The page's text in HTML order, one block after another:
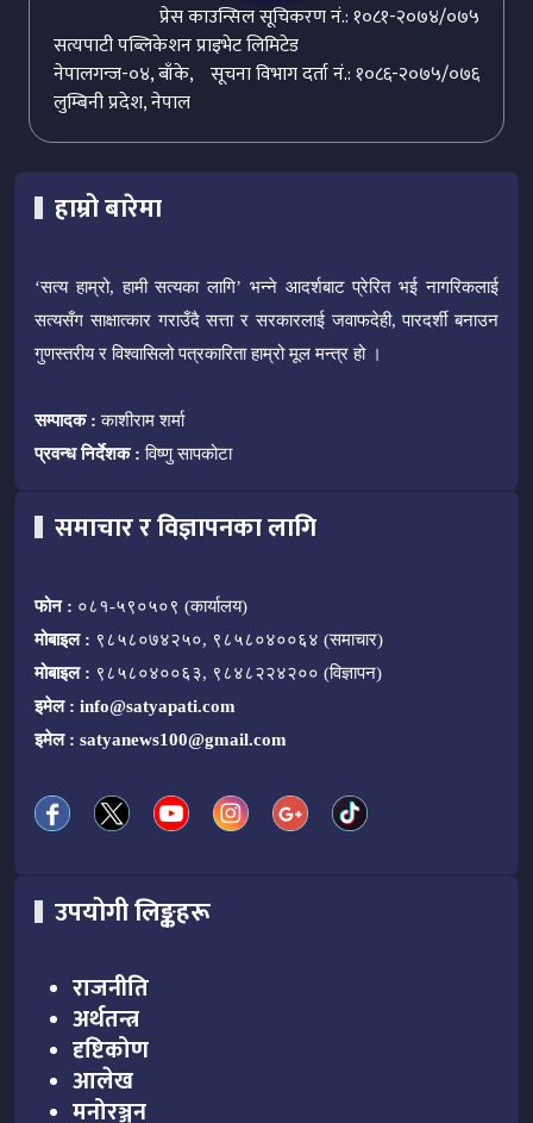
प्रेस काउन्सिल सूचिकरण नं.: १०८१-२०७४/०७५
सत्यपाटी पब्लिकेशन प्राइभेट लिमिटेड
सूचना विभाग दर्ता नं.: १०८६-२०७५/०७६
नेपालगन्ज-०४, बाँके,
लुम्बिनी प्रदेश, नेपाल
हाम्रो बारेमा
‘सत्य हाम्रो, हामी सत्यका लागि’ भन्ने आदर्शबाट प्रेरित भई नागरिकलाई
सत्यसँग साक्षात्कार गराउँदै सत्ता र सरकारलाई जवाफदेही, पारदर्शी बनाउन
गुणस्तरीय र विश्वासिलो पत्रकारिता हाम्रो मूल मन्त्र हो ।
सम्पादक : काशीराम शर्मा
प्रवन्ध निर्देशक : विष्णु सापकोटा
समाचार र विज्ञापनका लागि
फोन : ०८१-५९०५०९ (कार्यालय)
मोबाइल : ९८५८०७४२५०, ९८५८०४००६४ (समाचार)
मोबाइल : ९८५८०४००६३, ९८४८२२४२०० (विज्ञापन)
इमेल : info@satyapati.com
इमेल : satyanews100@gmail.com
उपयोगी लिङ्कहरू
राजनीति
अर्थतन्त्र
दृष्टिकोण
आलेख
मनोरञ्जन